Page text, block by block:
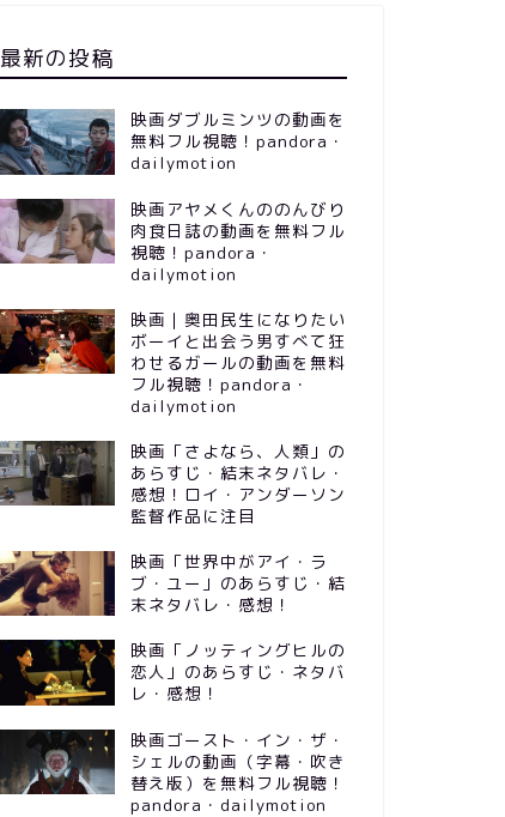
最新の投稿
映画ダブルミンツの動画を
無料フル視聴！pandora・
dailymotion
映画アヤメくんののんびり
肉食日誌の動画を無料フル
視聴！pandora・
dailymotion
映画｜奥田民生になりたい
ボーイと出会う男すべて狂
わせるガールの動画を無料
フル視聴！pandora・
dailymotion
映画「さよなら、人類」の
あらすじ・結末ネタバレ・
感想！ロイ・アンダーソン
監督作品に注目
映画「世界中がアイ・ラ
ブ・ユー」のあらすじ・結
末ネタバレ・感想！
映画「ノッティングヒルの
恋人」のあらすじ・ネタバ
レ・感想！
映画ゴースト・イン・ザ・
シェルの動画（字幕・吹き
替え版）を無料フル視聴！
pandora・dailymotion